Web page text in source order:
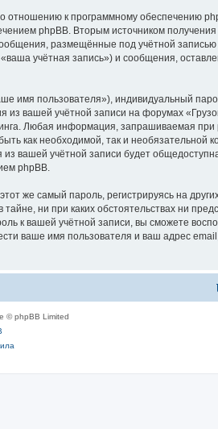
к программному обеспечению
phpBB. Вторым источником
размещённые под учётной
учётная запись») и сообщения,
имя пользователя»), индивидуальный
вашей учётной записи на форумах
Любая информация, запрашиваемая при
как необходимой, так и необязательной
вашей учётной записи будет
phpBB.
же самый пароль, регистрируясь на
ни при каких обстоятельствах ни
к вашей учётной записи, вы сможете
ваше имя пользователя и ваш адрес
© phpBB Limited